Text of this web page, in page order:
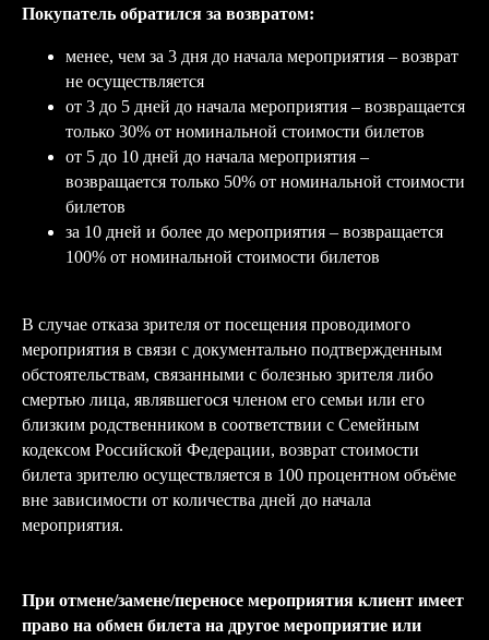
Покупатель обратился за возвратом:
менее, чем за 3 дня до начала мероприятия – возврат
не осуществляется
от 3 до 5 дней до начала мероприятия – возвращается
только 30% от номинальной стоимости билетов
от 5 до 10 дней до начала мероприятия –
возвращается только 50% от номинальной стоимости
билетов
за 10 дней и более до мероприятия – возвращается
100% от номинальной стоимости билетов
В случае отказа зрителя от посещения проводимого
мероприятия в связи с документально подтвержденным
обстоятельствам, связанными с болезнью зрителя либо
смертью лица, являвшегося членом его семьи или его
близким родственником в соответствии с Семейным
кодексом Российской Федерации, возврат стоимости
билета зрителю осуществляется в 100 процентном объёме
вне зависимости от количества дней до начала
мероприятия.
При отмене/замене/переносе мероприятия клиент имеет
право на обмен билета на другое мероприятие или